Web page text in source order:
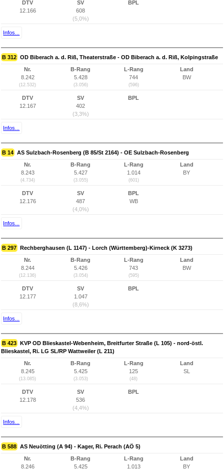
DTV
12.166
SV
608
(5,0%)
BPL
Infos...
B 312 OD Biberach a. d. Riß, Theaterstraße - OD Biberach a. d. Riß, Kolpingstraße
Nr.
8.242
(12.532)
B-Rang
5.428
(3.056)
L-Rang
744
(596)
Land
BW
DTV
12.167
SV
402
(3,3%)
BPL
Infos...
B 14 AS Sulzbach-Rosenberg (B 85/St 2164) - OE Sulzbach-Rosenberg
Nr.
8.243
(4.734)
B-Rang
5.427
(3.055)
L-Rang
1.014
(601)
Land
BY
DTV
12.176
SV
487
(4,0%)
BPL
WB
Infos...
B 297 Rechberghausen (L 1147) - Lorch (Württemberg)-Kirneck (K 3273)
Nr.
8.244
(12.136)
B-Rang
5.426
(3.054)
L-Rang
743
(595)
Land
BW
DTV
12.177
SV
1.047
(8,6%)
BPL
Infos...
B 423 KVP OD Blieskastel-Webenheim, Breitfurter Straße (L 105) - nord-östl.
Blieskastel, Ri. LG SL/RP Wattweiler (L 211)
Nr.
8.245
(13.085)
B-Rang
5.425
(3.053)
L-Rang
125
(48)
Land
SL
DTV
12.178
SV
536
(4,4%)
BPL
Infos...
B 588 AS Neuötting (A 94) - Kager, Ri. Perach (AÖ 5)
Nr.
8.246
B-Rang
5.425
L-Rang
1.013
Land
BY